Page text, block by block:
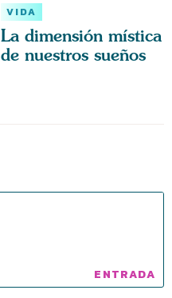
VIDA
La dimensión mística
de nuestros sueños